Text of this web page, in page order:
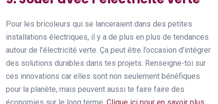
Pour les bricoleurs qui se lanceraient dans des petites
installations électriques, il y a de plus en plus de tendances
autour de l’électricité verte. Ça peut être l’occasion d’intégrer
des solutions durables dans tes projets. Renseigne-toi sur
ces innovations car elles sont non seulement bénéfiques
pour la planète, mais peuvent aussi te faire faire des